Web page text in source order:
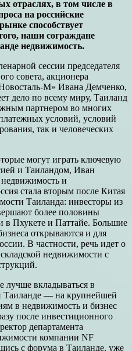
отраслях, в том числе в
на российские
способствует
наши сограждане
недвижимость.
сессии председателя
совета, акционера
М» Ивана Демченко,
дело по всему миру, Таиланд
партнером во многих
условий, условий
так и человеческих
могут играть ключевую
и Таиландом, Иван
недвижимость и
стала вторым после Китая
Таиланда: инвесторы из
более половины
в Пхукете и Паттайе. Большие
открываются и для
В частности, речь идет о
недвижимости с
лучше вкладываться в
— на крупнейшей
в недвижимость и бизнес
после инвестиционного
департамента
компании NF
с форума в Таиланде, уже